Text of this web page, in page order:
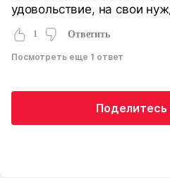
удовольствие, на свои
1 Ответить
Посмотреть еще 1 ответ